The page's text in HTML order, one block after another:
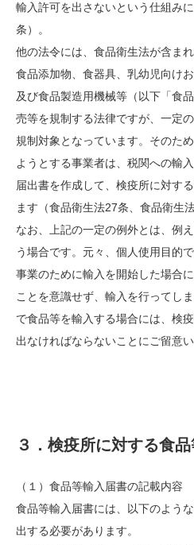
輸入許可を出さないという仕組み
条）。
他の法令には、食品衛生法が含ま
食品添加物、食器具、乳幼児向け
及び食品製造用機械等（以下「食
売等を規制する法律ですが、一定
規制対象となっています。そのた
ようとする事業者は、税関への輸
届出書を作成して、検疫所に対す
ます（食品衛生法27条、食品衛生
なお、上記の一定の例外とは、例
う場合です。元々、個人使用目的
事業のために輸入を開始した場合
ことを意識せず、輸入を行ってし
で食品等を輸入する場合には、検
出なければならないことにご留意
３．検疫所に対する食
（１）食品等輸入届書の記載内容
食品等輸入届書には、以下のよう
出する必要があります。